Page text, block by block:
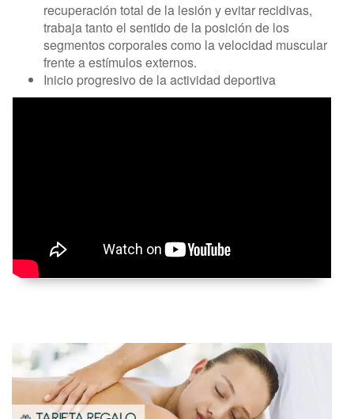
recuperación total de la lesión y evitar recidivas,
trabaja tanto el sentido de la posición de los
segmentos corporales como la velocidad muscular
frente a estímulos externos.
Inicio progresivo de la actividad deportiva